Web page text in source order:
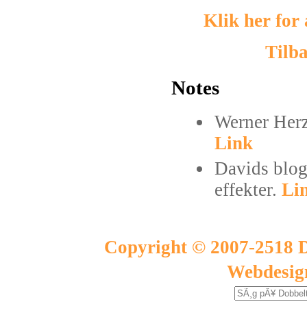
Klik her for
Notes
Werner
Link
Davids
effekter.
Copyright © 2007-2518